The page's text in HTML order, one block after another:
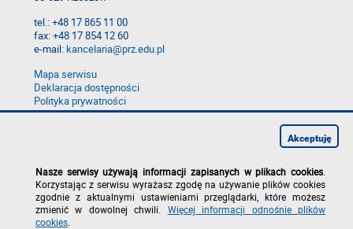
tel.: +48 17 865 11 00
fax: +48 17 854 12 60
e-mail:kancelaria@prz.edu.pl
Mapa serwisu
Deklaracja dostępności
Polityka prywatności
Zgłoś błąd na stronie
Nasze serwisy używają informacji zapisanych w plikach cookies
Korzystając z serwisu wyrażasz zgodę na używanie plików cookies
zgodnie z aktualnymi ustawieniami przeglądarki, które możesz
zmienić w dowolnej chwili. Więcej informacji odnośnie plików
cookies
Akceptuję